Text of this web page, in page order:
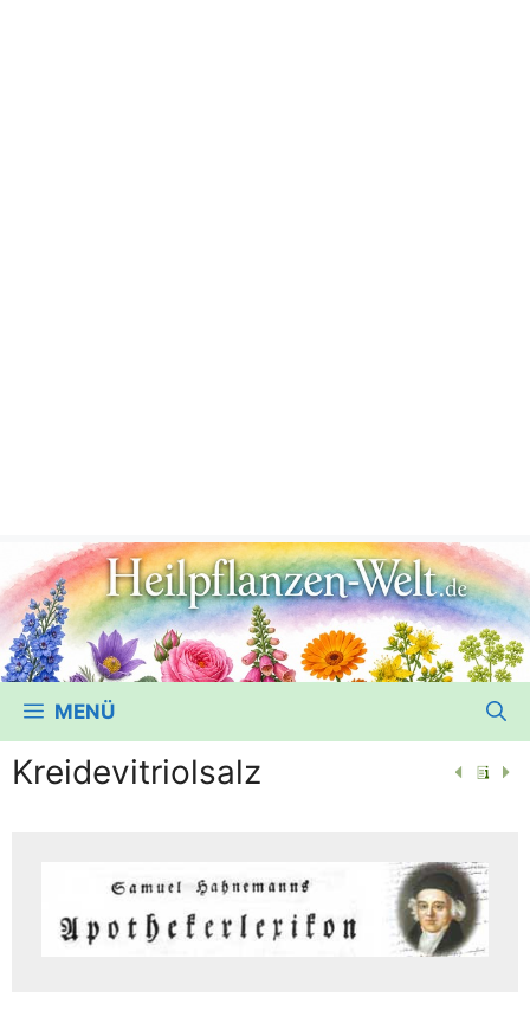
MENÜ
Kreidevitriolsalz